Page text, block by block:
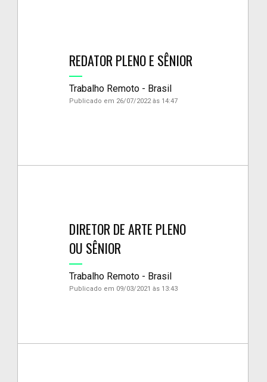
REDATOR PLENO E SÊNIOR
Trabalho Remoto - Brasil
Publicado em 26/07/2022 às 14:47
DIRETOR DE ARTE PLENO
OU SÊNIOR
Trabalho Remoto - Brasil
Publicado em 09/03/2021 às 13:43